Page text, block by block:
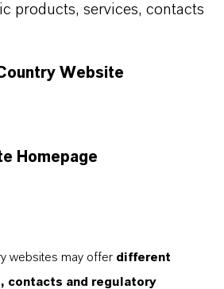
products, services, contacts
Website
Homepage
websites may offer different
contacts and regulatory